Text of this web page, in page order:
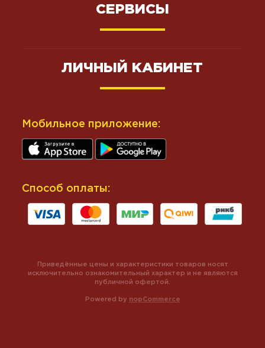
СЕРВИСЫ
ЛИЧНЫЙ КАБИНЕТ
Мобильное приложение:
Способ оплаты:
Powered by nopCommerce
Приведённые цены и характеристики товаров носят
исключительно ознакомительный характер и не являются
публичной офертой.